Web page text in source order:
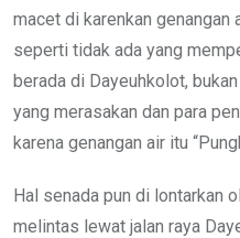
macet di karenkan
seperti tidak ada yang
berada di Dayeuhkolot,
yang merasakan dan para
karena genangan air itu
Hal senada pun di lontarkan
melintas lewat jalan raya